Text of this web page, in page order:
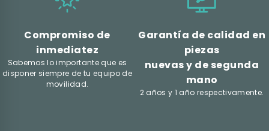
Compromiso de
inmediatez
Sabemos lo importante que es
disponer siempre de tu equipo de
movilidad.
Garantía de calidad en
piezas
nuevas y de segunda
mano
2 años y 1 año respectivamente.